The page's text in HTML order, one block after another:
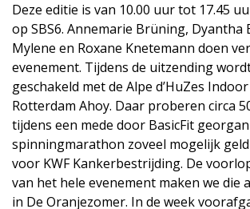
Deze editie is van 10.00 uur tot 17.45
op SBS6. Annemarie Brüning, Dyantha
Mylene en Roxane Knetemann doen
evenement. Tijdens de uitzending
geschakeld met de Alpe d’HuZes
Rotterdam Ahoy. Daar proberen circa
tijdens een mede door BasicFit
spinningmarathon zoveel mogelijk
voor KWF Kankerbestrijding. De
van het hele evenement maken we die
in De Oranjezomer. In de week